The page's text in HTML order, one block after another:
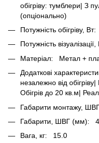
обігріву: тумблери| З
(опціонально)
Потужність обігріву,
Потужність
Матеріал: Метал +
Додаткові
незалежно від
Обігрів до 20 кв.м|
Габарити монтажу,
Габарити, ШВГ (мм):
Вага, кг: 15.0